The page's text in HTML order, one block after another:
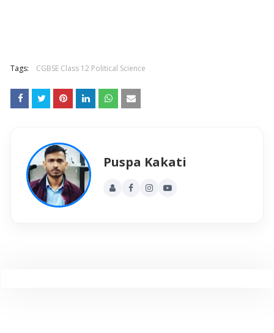
Tags: CGBSE Class 12 Political Science
Puspa Kakati